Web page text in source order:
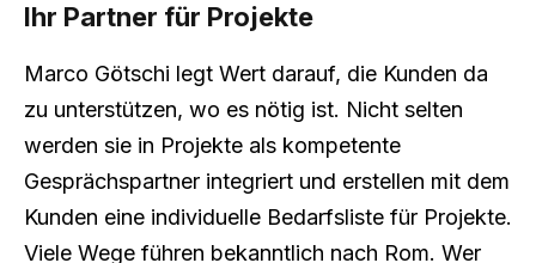
Ihr Partner für Projekte
Marco Götschi legt Wert darauf, die Kunden da
zu unterstützen, wo es nötig ist. Nicht selten
werden sie in Projekte als kompetente
Gesprächspartner integriert und erstellen mit dem
Kunden eine individuelle Bedarfsliste für Projekte.
Viele Wege führen bekanntlich nach Rom. Wer